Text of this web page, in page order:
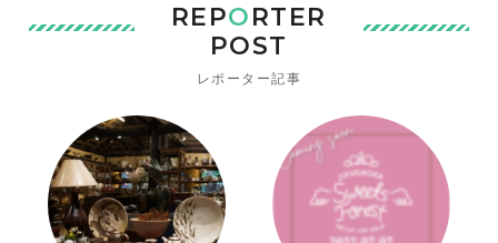
REPORTER
POST
レポーター記事